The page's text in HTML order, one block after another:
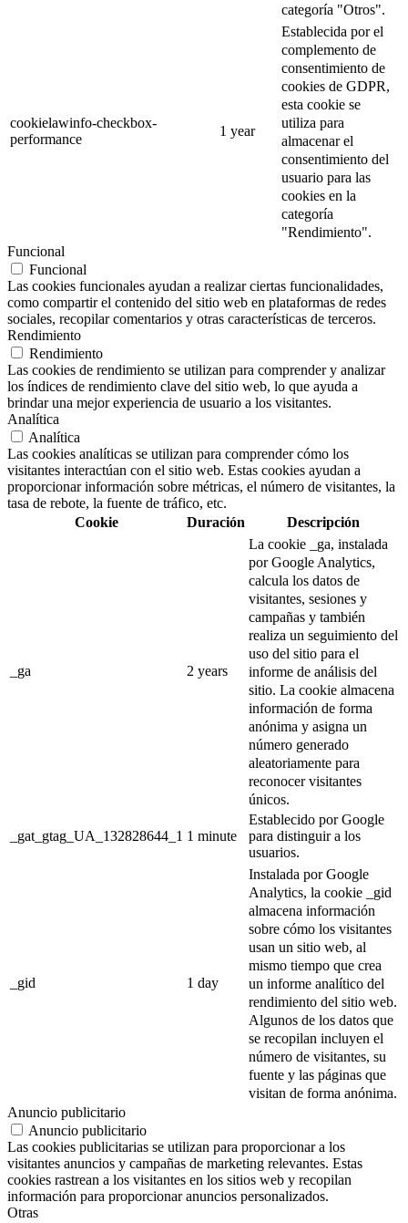
categoría "Otros".
cookielawinfo-checkbox-
performance
1 year
Establecida por el
complemento de
consentimiento de
cookies de GDPR,
esta cookie se
utiliza para
almacenar el
consentimiento del
usuario para las
cookies en la
categoría
"Rendimiento".
Funcional
Funcional
Las cookies funcionales ayudan a realizar ciertas funcionalidades,
como compartir el contenido del sitio web en plataformas de redes
sociales, recopilar comentarios y otras características de terceros.
Rendimiento
Rendimiento
Las cookies de rendimiento se utilizan para comprender y analizar
los índices de rendimiento clave del sitio web, lo que ayuda a
brindar una mejor experiencia de usuario a los visitantes.
Analítica
Analítica
Las cookies analíticas se utilizan para comprender cómo los
visitantes interactúan con el sitio web. Estas cookies ayudan a
proporcionar información sobre métricas, el número de visitantes, la
tasa de rebote, la fuente de tráfico, etc.
Cookie
Duración Descripción
_ga 2 years
La cookie _ga, instalada
por Google Analytics,
calcula los datos de
visitantes, sesiones y
campañas y también
realiza un seguimiento del
uso del sitio para el
informe de análisis del
sitio. La cookie almacena
información de forma
anónima y asigna un
número generado
aleatoriamente para
reconocer visitantes
únicos.
_gat_gtag_UA_132828644_1 1 minute
Establecido por Google
para distinguir a los
usuarios.
_gid 1 day
Instalada por Google
Analytics, la cookie _gid
almacena información
sobre cómo los visitantes
usan un sitio web, al
mismo tiempo que crea
un informe analítico del
rendimiento del sitio web.
Algunos de los datos que
se recopilan incluyen el
número de visitantes, su
fuente y las páginas que
visitan de forma anónima.
Anuncio publicitario
Anuncio publicitario
Las cookies publicitarias se utilizan para proporcionar a los
visitantes anuncios y campañas de marketing relevantes. Estas
cookies rastrean a los visitantes en los sitios web y recopilan
información para proporcionar anuncios personalizados.
Otras